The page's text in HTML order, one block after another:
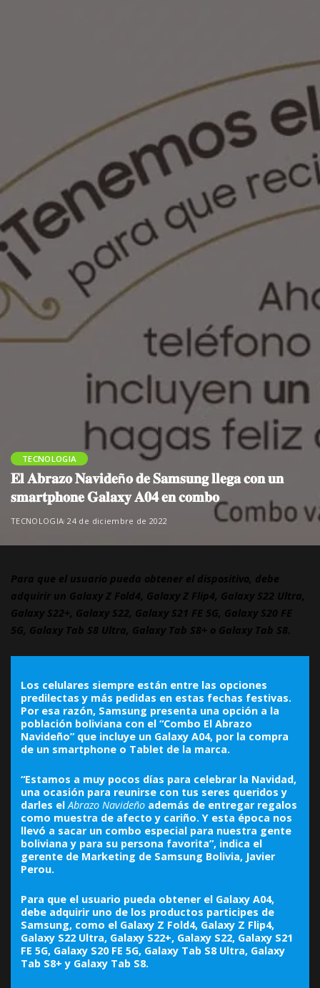
TECNOLOGIA
𝐄𝐥 𝐀𝐛𝐫𝐚𝐳𝐨 𝐍𝐚𝐯𝐢𝐝𝐞ñ𝐨 𝐝𝐞 𝐒𝐚𝐦𝐬𝐮𝐧𝐠 𝐥𝐥𝐞𝐠𝐚 𝐜𝐨𝐧 𝐮𝐧
𝐬𝐦𝐚𝐫𝐭𝐩𝐡𝐨𝐧𝐞 𝐆𝐚𝐥𝐚𝐱𝐲 𝐀𝟎𝟒 𝐞𝐧 𝐜𝐨𝐦𝐛𝐨
TECNOLOGIA 24 de diciembre de 2022
Para que el usuario pueda obtener el dispositivo, debe
adquirir un Galaxy Z Fold4, Galaxy Z Flip4, Galaxy S22 Ultra,
Galaxy S22+, Galaxy S22, Galaxy S21 FE 5G, Galaxy S20 FE
5G, Galaxy Tab S8 Ultra, Galaxy Tab S8+ o Galaxy Tab S8.
Los celulares siempre están entre las opciones
predilectas y más pedidas en estas fechas festivas.
Por esa razón, Samsung presenta una opción a la
población boliviana con el “Combo El Abrazo
Navideño” que incluye un Galaxy A04, por la compra
de un smartphone o Tablet de la marca.
“Estamos a muy pocos días para celebrar la Navidad,
una ocasión para reunirse con tus seres queridos y
darles elAbrazo Navideño además de entregar regalos
como muestra de afecto y cariño. Y esta época nos
llevó a sacar un combo especial para nuestra gente
boliviana y para su persona favorita”, indica el
gerente de Marketing de Samsung Bolivia, Javier
Perou.
Para que el usuario pueda obtener el Galaxy A04,
debe adquirir uno de los productos participes de
Samsung, como el Galaxy Z Fold4, Galaxy Z Flip4,
Galaxy S22 Ultra, Galaxy S22+, Galaxy S22, Galaxy S21
FE 5G, Galaxy S20 FE 5G, Galaxy Tab S8 Ultra, Galaxy
Tab S8+ y Galaxy Tab S8.